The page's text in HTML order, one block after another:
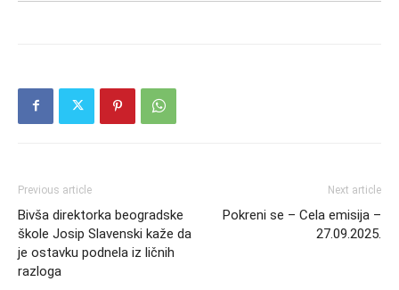
Previous article
Bivša direktorka beogradske
škole Josip Slavenski kaže da
je ostavku podnela iz ličnih
razloga
Next article
Pokreni se – Cela emisija –
27.09.2025.